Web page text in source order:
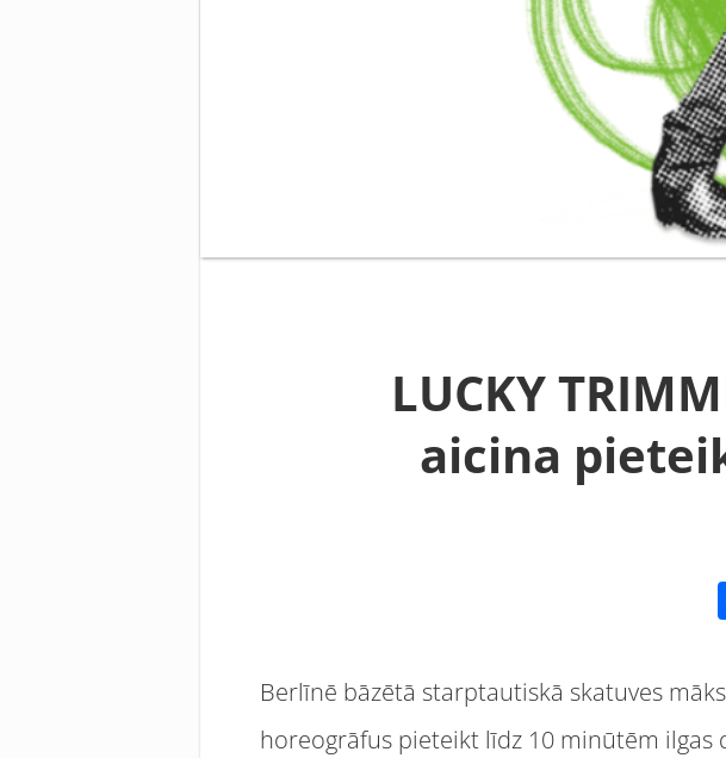
LUCKY
aicina
Berlīnē bāzētā starptautiskā skatuves
horeogrāfus pieteikt līdz 10 minūtēm ilgas